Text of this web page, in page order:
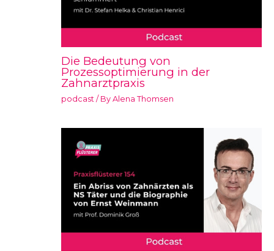
Die Bedeutung von
Prozessoptimierung in der
Zahnarztpraxis
podcast / By Alena Thomsen